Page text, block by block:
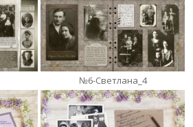
№6-Светлана_4